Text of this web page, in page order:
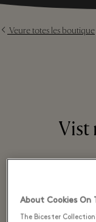
Veure totes les boutique
Vist
About Cookies On
The Bicester